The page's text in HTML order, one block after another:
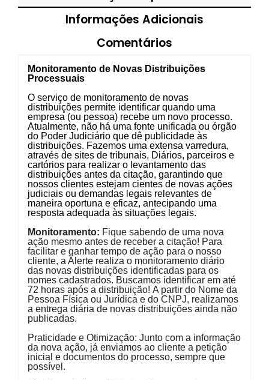
Informações Adicionais
Comentários
Monitoramento de Novas Distribuições
Processuais
O serviço de monitoramento de novas
distribuições permite identificar quando uma
empresa (ou pessoa) recebe um novo processo.
Atualmente, não há uma fonte unificada ou órgão
do Poder Judiciário que dê publicidade às
distribuições. Fazemos uma extensa varredura,
através de sites de tribunais, Diários, parceiros e
cartórios para realizar o levantamento das
distribuições antes da citação, garantindo que
nossos clientes estejam cientes de novas ações
judiciais ou demandas legais relevantes de
maneira oportuna e eficaz, antecipando uma
resposta adequada às situações legais.
Monitoramento: Fique sabendo de uma nova
ação mesmo antes de receber a citação! Para
facilitar e ganhar tempo de ação para o nosso
cliente, a Alerte realiza o monitoramento diário
das novas distribuições identificadas para os
nomes cadastrados. Buscamos identificar em até
72 horas após a distribuição! A partir do Nome da
Pessoa Física ou Jurídica e do CNPJ, realizamos
a entrega diária de novas distribuições ainda não
publicadas.
Praticidade e Otimização: Junto com a informação
da nova ação, já enviamos ao cliente a petição
inicial e documentos do processo, sempre que
possível.